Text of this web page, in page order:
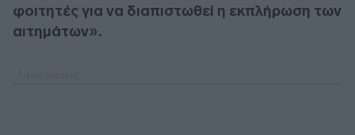
φοιτητές για να διαπιστωθεί η εκπλήρωση των
αιτημάτων».